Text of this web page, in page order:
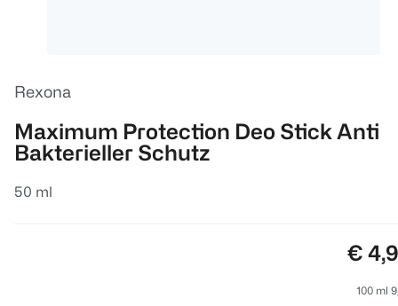
Rexona
Maximum Protection Deo Stick Anti
Bakterieller Schutz
50 ml
€
100 ml